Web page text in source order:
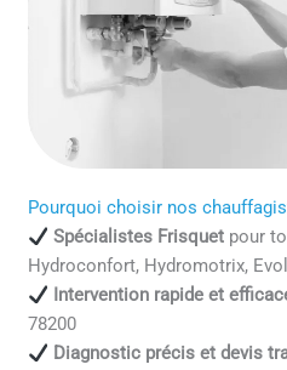
Pourquoi choisir nos
Spécialistes Frisquetpour
Hydroconfort, Hydromotrix,
Intervention rapide et
78200
Diagnostic précis et devis